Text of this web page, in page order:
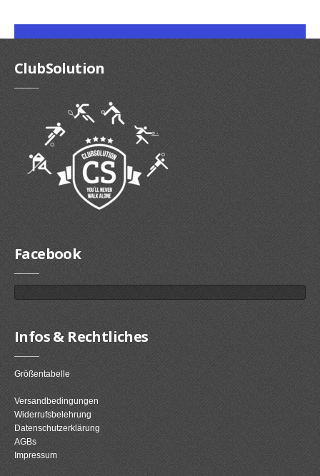
ClubSolution
Facebook
Infos & Rechtliches
Größentabelle
Versandbedingungen
Widerrufsbelehrung
Datenschutzerklärung
AGBs
Impressum